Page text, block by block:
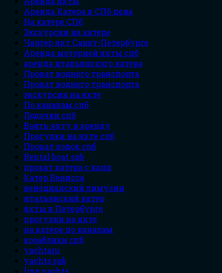
Аренда Катера в СПб цена
На катере СПб
Экскурсии на катере
Чартер яхт Санкт-Петербурге
Аренда моторной яхты спб
аренда итальянского катера
Прокат водного транспорта
Прокат водного транспорта
экскурсии на яхте
По каналам спб
Лодочки спб
Взять яхту в аренду
Прогулки на яхте спб
Прокат лодок спб
Rental boat spb
прокат катера с капн
Катер Венисса
венецианский лимузин
итальянский катер
яхты в Петербурге
прогулки на яхте
на катере по каналам
кооаблики спб
yachtaru
yachts spb
live yachts